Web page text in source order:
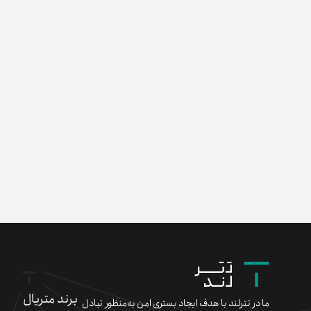
ما در تترلند با هدف ایجاد بستری امن به‌منظور تبادل برند متریال